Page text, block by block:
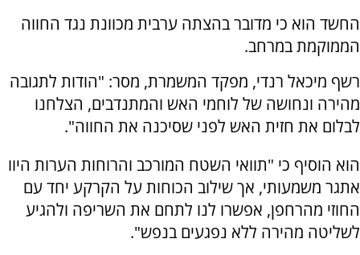
החשד הוא כי מדובר בהצתה ערבית מכוונת נגד החווה
הממוקמת במרחב.
רשף מיכאל רנדי, מפקד המשמרת, מסר: "הודות לתגובה
מהירה ונחושה של לוחמי האש והמתנדבים, הצלחנו
לבלום את חזית האש לפני שסיכנה את החווה".
הוא הוסיף כי "תוואי השטח המורכב והרוחות הערות היוו
אתגר משמעותי, אך שילוב הכוחות על הקרקע יחד עם
החוזי מהרחפן, אפשרו לנו לתחם את השריפה ולהגיע
לשליטה מהירה ללא נפגעים בנפש".